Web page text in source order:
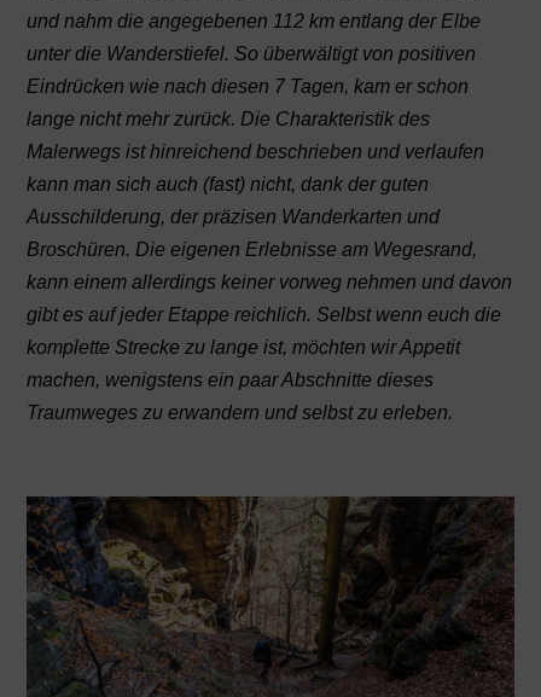
und nahm die angegebenen 112 km entlang der Elbe
unter die Wanderstiefel. So überwältigt von positiven
Eindrücken wie nach diesen 7 Tagen, kam er schon
lange nicht mehr zurück. Die Charakteristik des
Malerwegs ist hinreichend beschrieben und verlaufen
kann man sich auch (fast) nicht, dank der guten
Ausschilderung, der präzisen Wanderkarten und
Broschüren. Die eigenen Erlebnisse am Wegesrand,
kann einem allerdings keiner vorweg nehmen und davon
gibt es auf jeder Etappe reichlich. Selbst wenn euch die
komplette Strecke zu lange ist, möchten wir Appetit
machen, wenigstens ein paar Abschnitte dieses
Traumweges zu erwandern und selbst zu erleben.